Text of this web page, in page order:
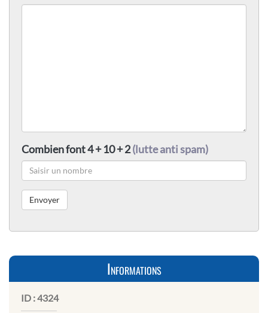
Combien font 4 + 10 + 2(lutte anti spam)
Informations
ID :4324